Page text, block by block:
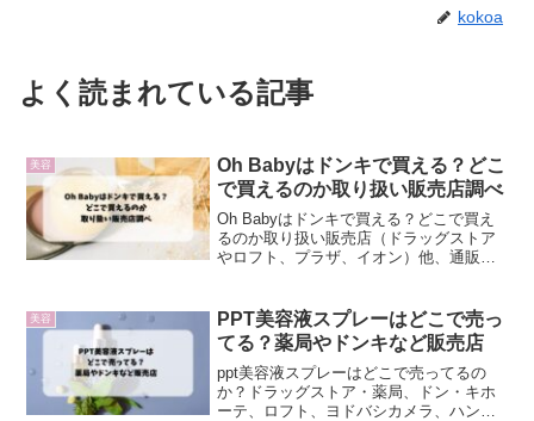
kokoa
よく読まれている記事
美容
Oh Babyはドンキで買える？どこ
で買えるのか取り扱い販売店調べ
Oh Babyはドンキで買える？どこで買え
るのか取り扱い販売店（ドラッグストア
やロフト、プラザ、イオン）他、通販の
美容
PPT美容液スプレーはどこで売っ
てる？薬局やドンキなど販売店
ppt美容液スプレーはどこで売ってるの
か？ドラッグストア・薬局、ドン・キホ
ーテ、ロフト、ヨドバシカメラ、ハン